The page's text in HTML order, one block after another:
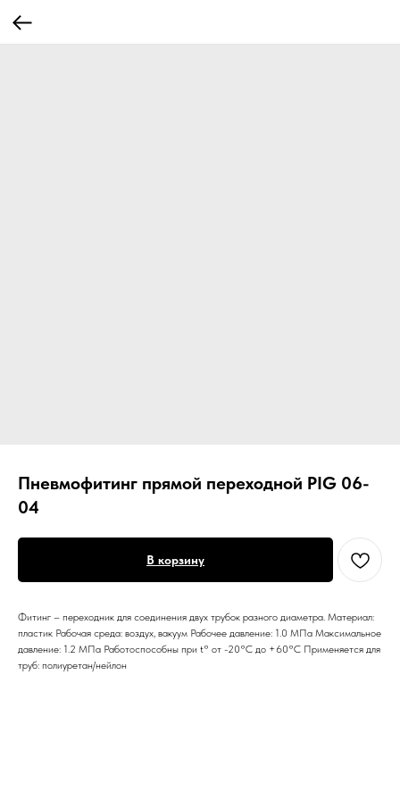
Пневмофитинг прямой переходной PIG 06-
04
В корзину
Фитинг – переходник для соединения двух трубок разного диаметра. Материал:
пластик Рабочая среда: воздух, вакуум Рабочее давление: 1.0 МПа Максимальное
давление: 1.2 МПа Работоспособны при t° от -20°С до +60°С Применяется для
труб: полиуретан/нейлон